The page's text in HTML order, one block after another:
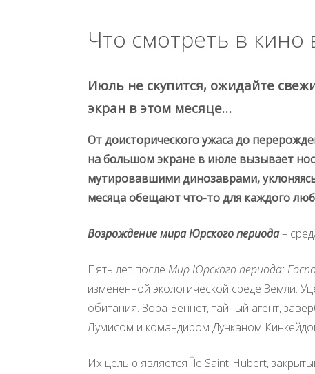
Что смотреть в кино
Июль не скупится, ожидайте
экран в этом месяце…
От доисторического ужаса до
на большом экране в июле вызывает
мутировавшими динозаврами,
месяца обещают что-то для каждого
Возрождение мира Юрского периода–
Пять лет после Мир Юрского периода:
измененной экологической среде Земли.
обитания. Зора Беннет, тайный агент,
Лумисом и командиром Дунканом
Их целью является Île Saint-Hubert,